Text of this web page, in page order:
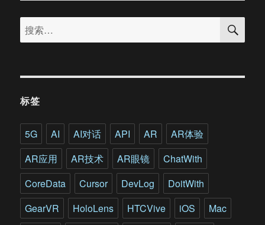
ifgames
始
索
VR
这
种
沉
浸
式
搜
索：
搜
标签
5G AI AI对话 API AR
AR体验
AR应用
AR技术 AR眼镜
ChatWith
CoreData
Cursor DevLog
DoitWith
GearVR
HoloLens HTCVive iOS
Mac